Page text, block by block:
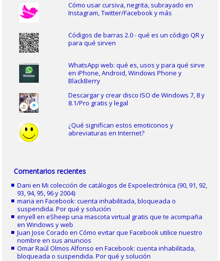
Cómo usar cursiva, negrita, subrayado en
Instagram, Twitter/Facebook y más
Códigos de barras 2.0 - qué es un código QR y
para qué sirven
WhatsApp web: qué es, usos y para qué sirve
en iPhone, Android, Windows Phone y
BlackBerry
Descargar y crear disco ISO de Windows 7, 8 y
8.1/Pro gratis y legal
¿Qué significan estos emoticonos y
abreviaturas en Internet?
Comentarios recientes
Dani enMi colección de catálogos de Expoelectrónica (90, 91, 92,
93, 94, 95, 96 y 2004)
maria enFacebook: cuenta inhabilitada, bloqueada o
suspendida. Por qué y solución
enyell eneSheep una mascota virtual gratis que te acompaña
en Windows y web
Juan Jose Corado enCómo evitar que Facebook utilice nuestro
nombre en sus anuncios
Omar Raúl Olmos Alfonso enFacebook: cuenta inhabilitada,
bloqueada o suspendida. Por qué y solución